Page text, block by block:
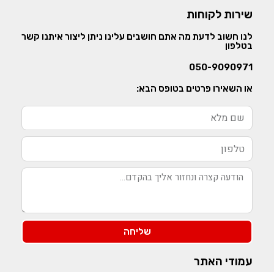
שירות לקוחות
לנו חשוב לדעת מה אתם חושבים עלינו ניתן ליצור איתנו קשר
בטלפון
050-9090971
או השאירו פרטים בטופס הבא:
שליחה
עמודי האתר